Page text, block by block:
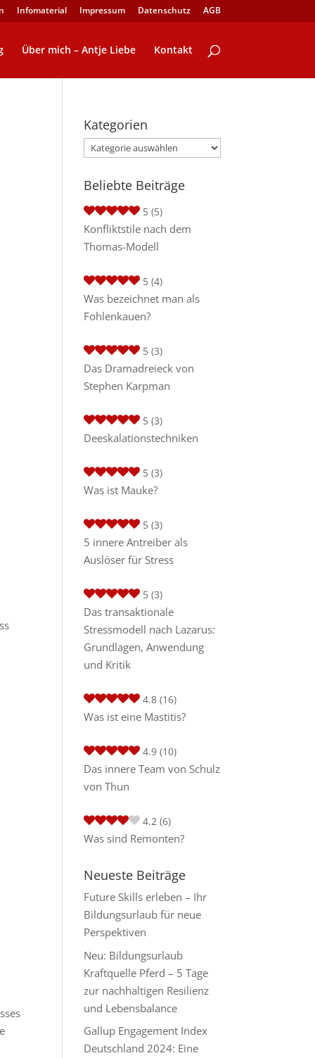
Infomaterial Impressum Datenschutz AGB
Über mich – Antje Liebe Kontakt
Kategorien
Kategorien
Beliebte Beiträge
5 (5)
Konfliktstile nach dem
Thomas-Modell
5 (4)
Was bezeichnet man als
Fohlenkauen?
5 (3)
Das Dramadreieck von
Stephen Karpman
5 (3)
Deeskalationstechniken
5 (3)
Was ist Mauke?
5 (3)
5 innere Antreiber als
Auslöser für Stress
5 (3)
Das transaktionale
Stressmodell nach Lazarus:
Grundlagen, Anwendung
und Kritik
4.8 (16)
Was ist eine Mastitis?
4.9 (10)
Das innere Team von Schulz
von Thun
4.2 (6)
Was sind Remonten?
Neueste Beiträge
Future Skills erleben – Ihr
Bildungsurlaub für neue
Perspektiven
Neu: Bildungsurlaub
Kraftquelle Pferd – 5 Tage
zur nachhaltigen Resilienz
und Lebensbalance
Gallup Engagement Index
Deutschland 2024: Eine